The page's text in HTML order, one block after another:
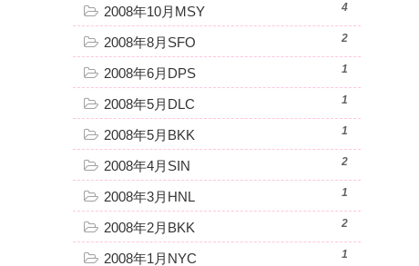
2008年10月MSY 4
2008年8月SFO 2
2008年6月DPS 1
2008年5月DLC 1
2008年5月BKK 1
2008年4月SIN 2
2008年3月HNL 1
2008年2月BKK 2
2008年1月NYC 1